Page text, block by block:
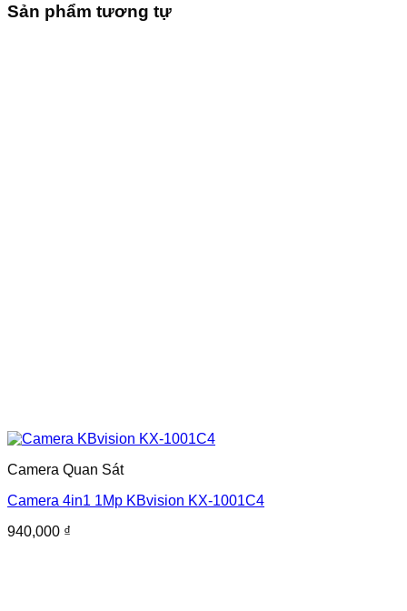
Sản phẩm tương tự
Camera Quan Sát
Camera 4in1 1Mp KBvision KX-1001C4
940,000 ₫